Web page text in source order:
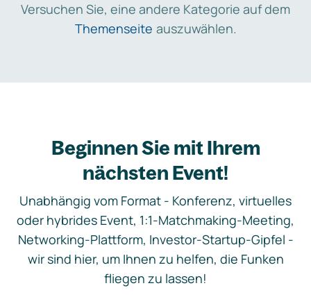
Versuchen Sie, eine andere Kategorie auf dem
Themenseite auszuwählen.
Beginnen Sie mit Ihrem
nächsten Event!
Unabhängig vom Format - Konferenz, virtuelles
oder hybrides Event, 1:1-Matchmaking-Meeting,
Networking-Plattform, Investor-Startup-Gipfel -
wir sind hier, um Ihnen zu helfen, die Funken
fliegen zu lassen!